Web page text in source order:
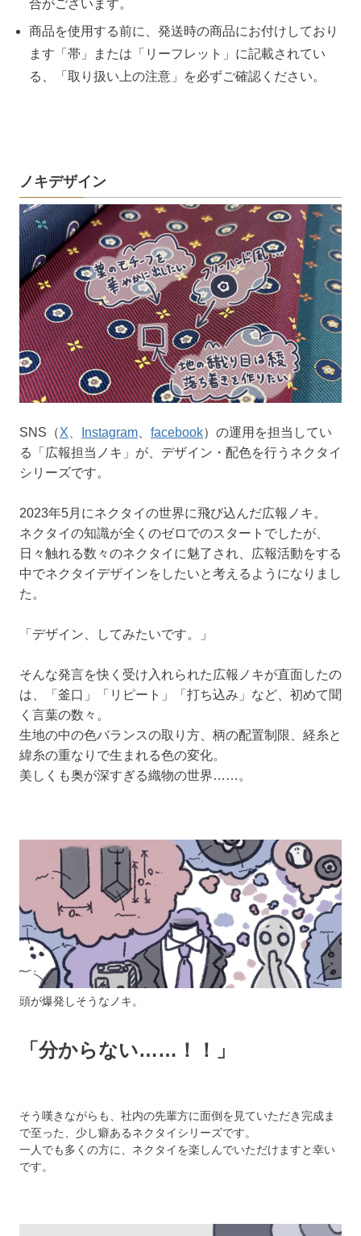
合がございます。
商品を使用する前に、発送時の商品にお付けしており
ます「帯」または「リーフレット」に記載されてい
る、「取り扱い上の注意」を必ずご確認ください。
ノキデザイン
SNS（X Instagram facebook）の運用を担当してい
る「広報担当ノキ」が、デザイン・配色を行うネクタイ
シリーズです。
2023年5月にネクタイの世界に飛び込んだ広報ノキ。
ネクタイの知識が全くのゼロでのスタートでしたが、
日々触れる数々のネクタイに魅了され、広報活動をする
中でネクタイデザインをしたいと考えるようになりまし
た。
「デザイン、してみたいです。」
そんな発言を快く受け入れられた広報ノキが直面したの
は、「釜口」「リピート」「打ち込み」など、初めて聞
く言葉の数々。
生地の中の色バランスの取り方、柄の配置制限、経糸と
緯糸の重なりで生まれる色の変化。
美しくも奥が深すぎる織物の世界……。
頭が爆発しそうなノキ。
「分からない……！！」
そう嘆きながらも、社内の先輩方に面倒を見ていただき完成ま
で至った、少し癖あるネクタイシリーズです。
一人でも多くの方に、ネクタイを楽しんでいただけますと幸い
です。